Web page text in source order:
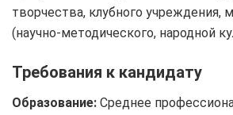
творчества, клубного учреждения,
(научно-методического, народной
Требования к кандидату
Образование: Среднее